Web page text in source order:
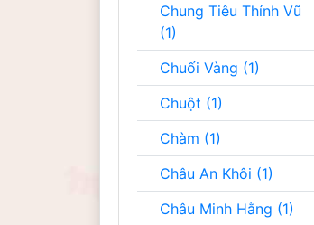
Chung Tiêu Thính Vũ
(1)
Chuối Vàng (1)
Chuột (1)
Chàm (1)
Châu An Khôi (1)
Châu Minh Hằng (1)